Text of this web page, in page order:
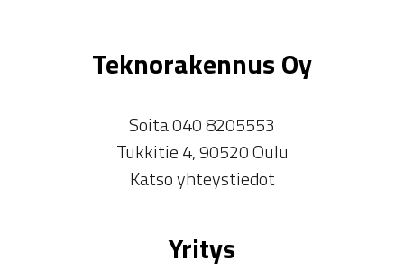
Teknorakennus Oy
Soita 040 8205553
Tukkitie 4, 90520 Oulu
Katso yhteystiedot
Yritys